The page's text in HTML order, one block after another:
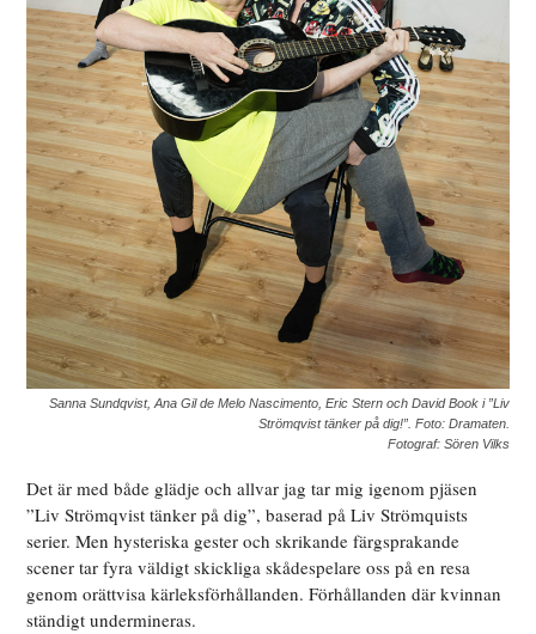
Sanna Sundqvist, Ana Gil de Melo Nascimento, Eric Stern och David Book i ”Liv
Strömqvist tänker på dig!”. Foto: Dramaten.
Fotograf: Sören Vilks
Det är med både glädje och allvar jag tar mig igenom pjäsen
”Liv Strömqvist tänker på dig”, baserad på Liv Strömquists
serier. Men hysteriska gester och skrikande färgsprakande
scener tar fyra väldigt skickliga skådespelare oss på en resa
genom orättvisa kärleksförhållanden. Förhållanden där kvinnan
ständigt undermineras.